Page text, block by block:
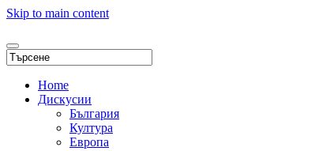
Skip to main content
Home
Дискусии
България
Култура
Европа